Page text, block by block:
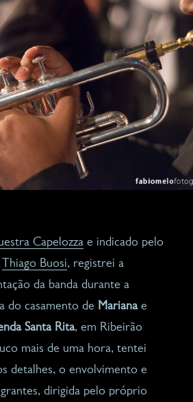
Capelozzae indicado pelo
Thiago Buosi, registrei a
da banda durante a
do casamento de Mariana e
Santa Rita, em Ribeirão
mais de uma hora, tentei
detalhes, o envolvimento e
dirigida pelo próprio